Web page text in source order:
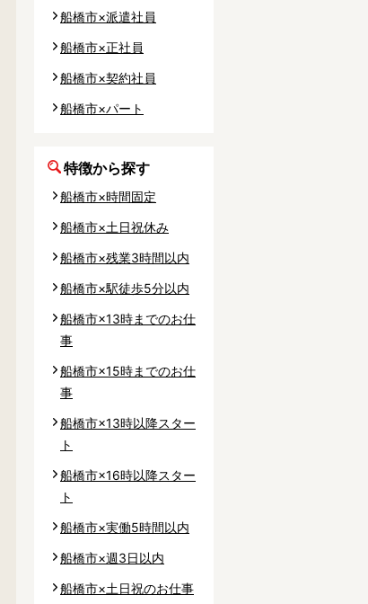
船橋市×派遣社員
船橋市×正社員
船橋市×契約社員
船橋市×パート
特徴から探す
船橋市×時間固定
船橋市×土日祝休み
船橋市×残業3時間以内
船橋市×駅徒歩5分以内
船橋市×13時までのお仕
事
船橋市×15時までのお仕
事
船橋市×13時以降スター
ト
船橋市×16時以降スター
ト
船橋市×実働5時間以内
船橋市×週3日以内
船橋市×土日祝のお仕事